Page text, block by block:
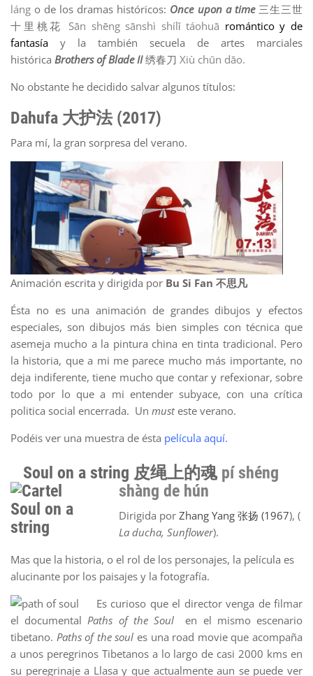
láng o de los dramas históricos: Once upon a time三生三世
十里桃花 Sān shēng sānshì shílǐ táohuā romántico y de
fantasía
y la también secuela de artes marciales
histórica Brothers of Blade II 绣春刀 Xiù chūn dāo.
No obstante he decidido salvar algunos títulos:
Dahufa 大护法 (2017)
Para mí, la gran sorpresa del verano.
Animación escrita y dirigida por Bu Si Fan 不思凡
Ésta no es una animación de grandes dibujos y efectos
especiales, son dibujos más bien simples con técnica que
asemeja mucho a la pintura china en tinta tradicional. Pero
la historia, que a mi me parece mucho más importante, no
deja indiferente, tiene mucho que contar y refexionar, sobre
todo por lo que a mi entender subyace, con una crítica
politica social encerrada. Un musteste verano.
Podéis ver una muestra de ésta película aquí.
Soul on a string 皮绳上的魂 pí shéng
shàng de hún
Dirigida por Zhang Yang 张扬 (1967), (
La ducha, Sunflower).
Mas que la historia, o el rol de los personajes, la película es
alucinante por los paisajes y la fotografía.
Es curioso que el director venga de filmar
el documentalPaths of the Soul
en el mismo escenario
tibetano. Paths of the soul es una road movie que acompaña
a unos peregrinos Tibetanos a lo largo de casi 2000 kms en
su peregrinaje a Llasa y que actualmente aun se puede ver